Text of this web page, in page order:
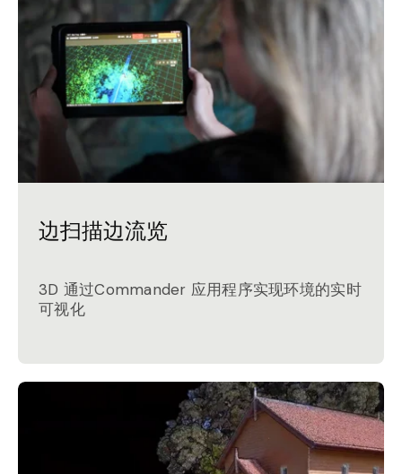
边扫描边流览
3D 通过Commander 应用程序实现环境的实时
可视化